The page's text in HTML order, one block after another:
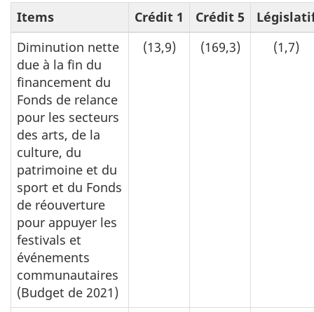
Items Crédit 1 Crédit 5
Diminution nette
due à la fin du
financement du
Fonds de relance
pour les secteurs
des arts, de la
culture, du
patrimoine et du
sport et du Fonds
de réouverture
pour appuyer les
festivals et
événements
communautaires
(Budget de 2021)
(13,9) (169,3) (1,7)